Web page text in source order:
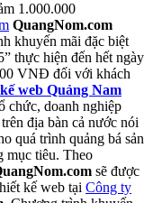
1.000.000
QuangNom.com
khuyến mãi đặc biệt
thực hiện đến hết ngày
VNĐ đối với khách
web Quảng Nam
chức, doanh nghiệp
địa bàn cả nước nói
quá trình quảng bá sản
mục tiêu. Theo
sẽ được
kế web tại Công ty